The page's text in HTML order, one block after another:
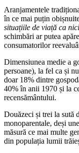
Aranjamentele
în ce mai puțin
situațiile de viață ca
schimbări ar putea
consumatorilor
Dimensiunea medie a
persoane), la fel ca și
doar 18% dintre
40% în anii 1970 și la
recensământului.
Douăzeci și trei la sută
monoparentale, deși
măsură ce mai multe
din populația lumii